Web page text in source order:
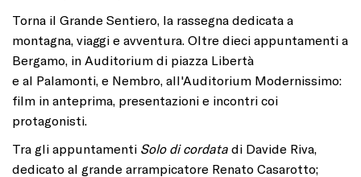
Torna il Grande Sentiero, la rassegna dedicata a
montagna, viaggi e avventura. Oltre dieci appuntamenti a
Bergamo, in Auditorium di piazza Libertà
e al Palamonti, e Nembro, all'Auditorium Modernissimo:
film in anteprima, presentazioni e incontri coi
protagonisti.
Tra gli appuntamenti Solo di cordata di Davide Riva,
dedicato al grande arrampicatore Renato Casarotto;